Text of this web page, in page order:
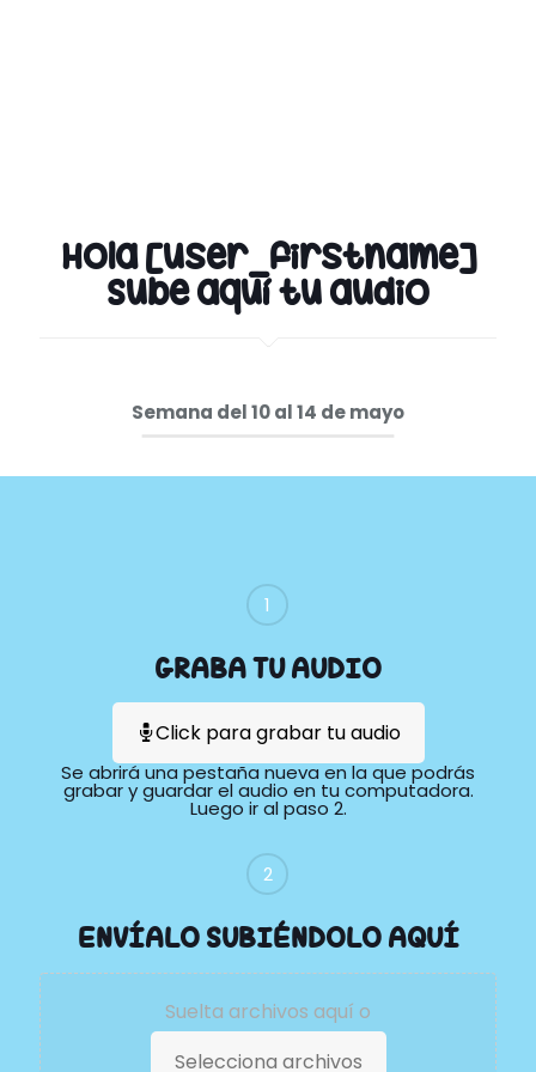
Hola [user_firstname]
Sube aquí tu audio
Semana del 10 al 14 de mayo
1
GRABA TU AUDIO
Click para grabar tu audio
Se abrirá una pestaña nueva en la que podrás
grabar y guardar el audio en tu computadora.
Luego ir al paso 2.
2
ENVÍALO SUBIÉNDOLO AQUÍ
Suelta archivos aquí o
Selecciona archivos